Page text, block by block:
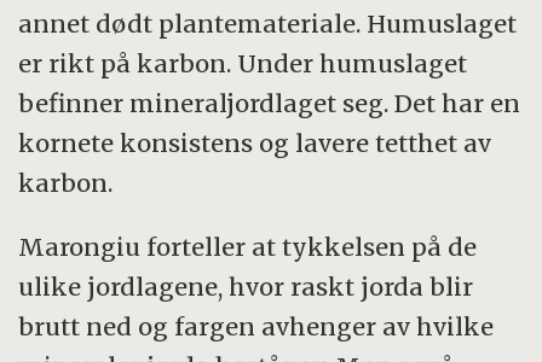
annet dødt plantemateriale. Humuslaget
er rikt på karbon. Under humuslaget
befinner mineraljordlaget seg. Det har en
kornete konsistens og lavere tetthet av
karbon.
Marongiu forteller at tykkelsen på de
ulike jordlagene, hvor raskt jorda blir
brutt ned og fargen avhenger av hvilke